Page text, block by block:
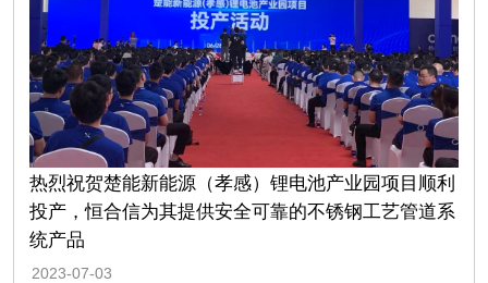
热烈祝贺楚能新能源（孝感）锂电池产业园项目顺利
投产，恒合信为其提供安全可靠的不锈钢工艺管道系
统产品
2023-07-03